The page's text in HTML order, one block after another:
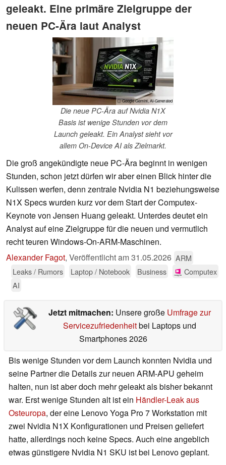
geleakt. Eine primäre Zielgruppe der
neuen PC-Ära laut Analyst
ⓘ Google Gemini, AI-Generated
Die neue PC-Ära auf Nvidia N1X
Basis ist wenige Stunden vor dem
Launch geleakt. Ein Analyst sieht vor
allem On-Device AI als Zielmarkt.
Die groß angekündigte neue PC-Ära beginnt in wenigen
Stunden, schon jetzt dürfen wir aber einen Blick hinter die
Kulissen werfen, denn zentrale Nvidia N1 beziehungsweise
N1X Specs wurden kurz vor dem Start der Computex-
Keynote von Jensen Huang geleakt. Unterdes deutet ein
Analyst auf eine Zielgruppe für die neuen und vermutlich
recht teuren Windows-On-ARM-Maschinen.
Alexander Fagot, Veröffentlicht am31.05.2026 ARM
Leaks / Rumors
Laptop / Notebook Business
Computex
AI
Jetzt mitmachen: Unsere große Umfrage zur
Servicezufriedenheitbei Laptops und
Smartphones 2026
Bis wenige Stunden vor dem Launch konnten Nvidia und
seine Partner die Details zur neuen ARM-APU geheim
halten, nun ist aber doch mehr geleakt als bisher bekannt
war. Erst wenige Stunden alt ist ein Händler-Leak aus
Osteuropa, der eine Lenovo Yoga Pro 7 Workstation mit
zwei Nvidia N1X Konfigurationen und Preisen geliefert
hatte, allerdings noch keine Specs. Auch eine angeblich
etwas günstigere Nvidia N1 SKU ist bei Lenovo geplant.